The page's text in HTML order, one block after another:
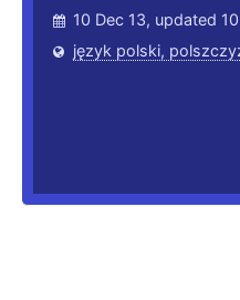
10 Dec 13, updated
język polski,